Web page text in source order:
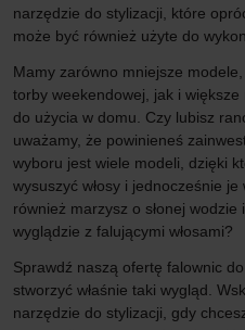
narzędzie do stylizacji, które
może być również użyte do
Mamy zarówno mniejsze
torby weekendowej, jak i
do użycia w domu. Czy lubisz
uważamy, że powinieneś
wyboru jest wiele modeli, dzięki
wysuszyć włosy i jednocześnie
również marzysz o słonej
wyglądzie z falującymi włosami?
Sprawdź naszą ofertę falownic
stworzyć właśnie taki wygląd.
narzędzie do stylizacji, gdy